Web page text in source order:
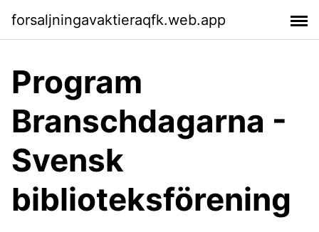
forsaljningavaktieraqfk.web.app
Program
Branschdagarna -
Svensk
biblioteksförening